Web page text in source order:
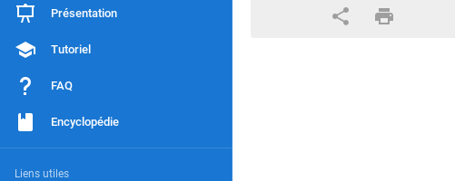
Présentation
Tutoriel
FAQ
Encyclopédie
Liens utiles